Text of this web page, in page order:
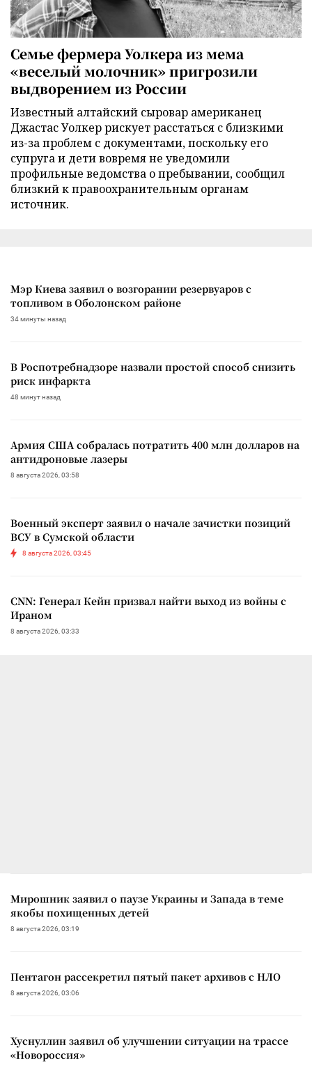
Семье фермера Уолкера из мема
«веселый молочник» пригрозили
выдворением из России
Известный алтайский сыровар американец
Джастас Уолкер рискует расстаться с близкими
из-за проблем с документами, поскольку его
супруга и дети вовремя не уведомили
профильные ведомства о пребывании, сообщил
близкий к правоохранительным органам
источник.
Мэр Киева заявил о возгорании резервуаров с
топливом в Оболонском районе
34 минуты назад
В Роспотребнадзоре назвали простой способ снизить
риск инфаркта
48 минут назад
Армия США собралась потратить 400 млн долларов на
антидроновые лазеры
8 августа 2026, 03:58
Военный эксперт заявил о начале зачистки позиций
ВСУ в Сумской области
8 августа 2026, 03:45
CNN: Генерал Кейн призвал найти выход из войны с
Ираном
8 августа 2026, 03:33
Мирошник заявил о паузе Украины и Запада в теме
якобы похищенных детей
8 августа 2026, 03:19
Пентагон рассекретил пятый пакет архивов с НЛО
8 августа 2026, 03:06
Хуснуллин заявил об улучшении ситуации на трассе
«Новороссия»